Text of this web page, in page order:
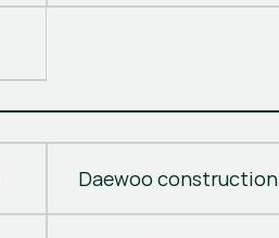
Daewoo construction